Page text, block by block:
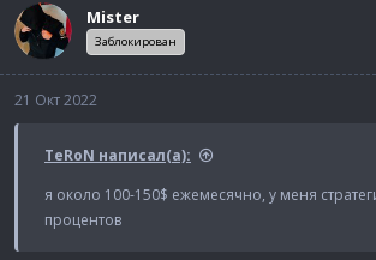
ц
и
и
Mister
Заблокирован
21 Окт 2022
TeRoN написал(а):
я около 100-150$ ежемесячно, у меня
процентов